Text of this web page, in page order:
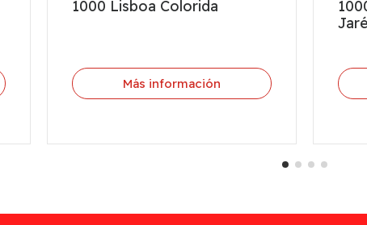
1000 Lisboa Colorida
Más información